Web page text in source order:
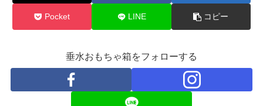
Pocket LINE コピー
垂水おもちゃ箱をフォローする